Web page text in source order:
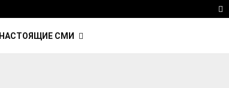
НАСТОЯЩИЕ СМИ